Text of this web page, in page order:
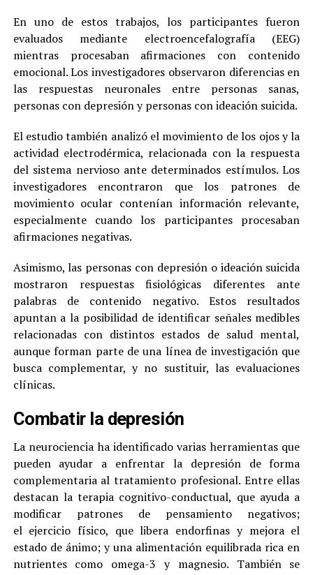
En uno de estos trabajos, los participantes fueron
evaluados mediante electroencefalografía (EEG)
mientras procesaban afirmaciones con contenido
emocional. Los investigadores observaron diferencias en
las respuestas neuronales entre personas sanas,
personas con depresión y personas con ideación suicida.
El estudio también analizó el movimiento de los ojos y la
actividad electrodérmica, relacionada con la respuesta
del sistema nervioso ante determinados estímulos. Los
investigadores encontraron que los patrones de
movimiento ocular contenían información relevante,
especialmente cuando los participantes procesaban
afirmaciones negativas.
Asimismo, las personas con depresión o ideación suicida
mostraron respuestas fisiológicas diferentes ante
palabras de contenido negativo. Estos resultados
apuntan a la posibilidad de identificar señales medibles
relacionadas con distintos estados de salud mental,
aunque forman parte de una línea de investigación que
busca complementar, y no sustituir, las evaluaciones
clínicas.
Combatir la depresión
La neurociencia ha identificado varias herramientas que
pueden ayudar a enfrentar la depresión de forma
complementaria al tratamiento profesional. Entre ellas
destacan la terapia cognitivo-conductual, que ayuda a
modificar patrones de pensamiento negativos;
el ejercicio físico, que libera endorfinas y mejora el
estado de ánimo; y una alimentación equilibrada rica en
nutrientes como omega-3 y magnesio. También se